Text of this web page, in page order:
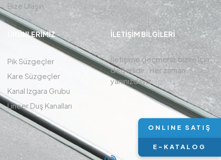
Bize Ulaşın
ÜRÜNLERIMIZ
Pik Süzgeçler
Kare Süzgeçler
Kanal Izgara Grubu
Lineer Duş Kanalları
İLETIŞIM BİLGİLERİ
İletişime geçmeniz bizim için
değerlidir , Her zaman
yanınızdayız.
ONLINE SATIŞ
E-KATALOG